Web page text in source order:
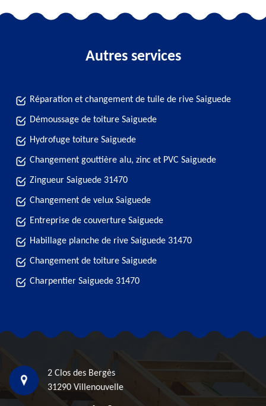
Autres services
Réparation et changement de tuile de rive Saiguede
Démoussage de toiture Saiguede
Hydrofuge toiture Saiguede
Changement gouttière alu, zinc et PVC Saiguede
Zingueur Saiguede 31470
Changement de velux Saiguede
Entreprise de couverture Saiguede
Habillage planche de rive Saiguede 31470
Changement de toiture Saiguede
Charpentier Saiguede 31470
2 Clos des Bergès
31290 Villenouvelle